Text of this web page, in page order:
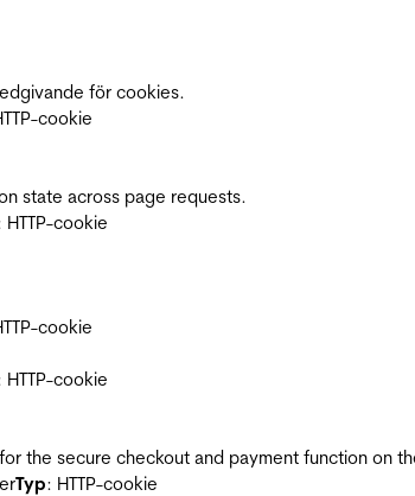
för cookies.
cookie
state across page requests.
HTTP-cookie
cookie
HTTP-cookie
the secure checkout and payment function on
Typ: HTTP-cookie